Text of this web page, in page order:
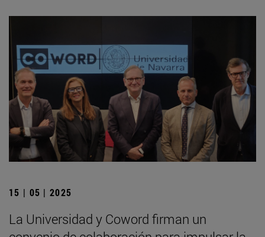
15 | 05 | 2025
La Universidad y Coword firman un